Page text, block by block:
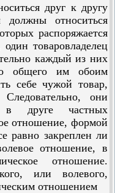
друг к другу
должны относиться
распоряжается
товаровладелец
каждый из них
общего им обоим
себе чужой товар,
они
в друге частных
отношение, формой
равно закреплен ли
отношение, в
отношение.
или волевого,
отношением